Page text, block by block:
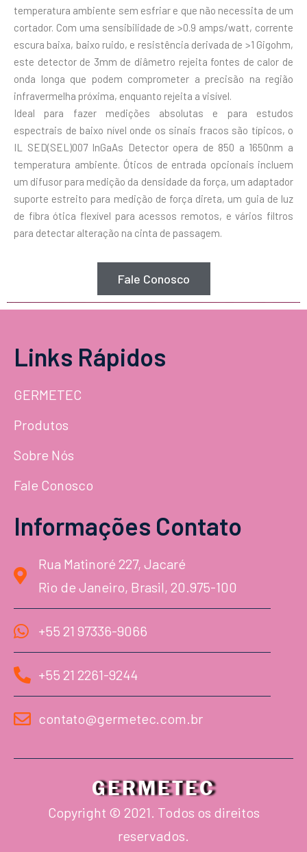
temperatura ambiente sem esfriar e que não necessita de um
cortador. Com uma sensibilidade de >0.9 amps/watt, corrente
escura baixa, baixo ruido, e resistência derivada de >1 Gigohm,
este detector de 3mm de diâmetro rejeita fontes de calor de
onda longa que podem comprometer a precisão na região
infravermelha próxima, enquanto rejeita a visível.
Ideal para fazer medições absolutas e para estudos
espectrais de baixo nível onde os sinais fracos são típicos, o
IL SED(SEL)007 InGaAs Detector opera de 850 a 1650nm a
temperatura ambiente. Óticos de entrada opcionais incluem
um difusor para medição da densidade da força, um adaptador
suporte estreito para medição de força direta, um guia de luz
de fibra ótica flexível para acessos remotos, e vários filtros
para detectar alteração na cinta de passagem.
Fale Conosco
Links Rápidos
GERMETEC
Produtos
Sobre Nós
Fale Conosco
Informações Contato
Rua Matinoré 227, Jacaré
Rio de Janeiro, Brasil, 20.975-100
+55 21 97336-9066
+55 21 2261-9244
contato@germetec.com.br
GERMETEC
Copyright © 2021. Todos os direitos
reservados.